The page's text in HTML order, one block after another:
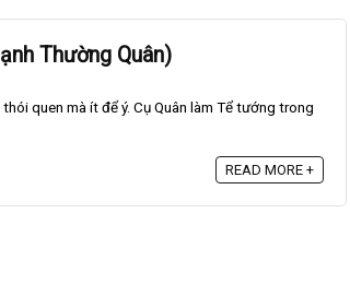
Thường Quân)
quen mà ít để ý. Cụ Quân làm Tể tướng trong
READ MORE +